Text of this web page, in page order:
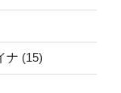
ナ (15)